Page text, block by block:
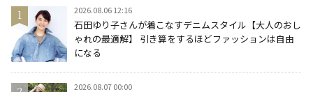
2026.08.06 12:16
石田ゆり子さんが着こなすデニムスタイル【大人のおし
ゃれの最適解】 引き算をするほどファッションは自由
になる
2026.08.07 00:00